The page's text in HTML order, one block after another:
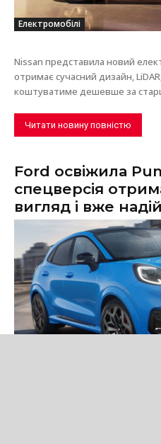
Електромобілі
Nissan представила новий
отримає сучасний дизайн,
коштуватиме дешевше за
Читати новину повністю
Ford освіжила
спецверсія
вигляд і вже